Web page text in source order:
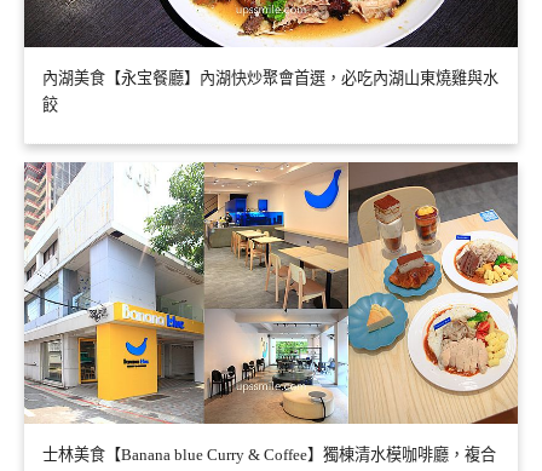
內湖美食【永宝餐廳】內湖快炒聚會首選，必吃內湖山東燒雞與水
餃
士林美食【Banana blue Curry & Coffee】獨棟清水模咖啡廳，複合